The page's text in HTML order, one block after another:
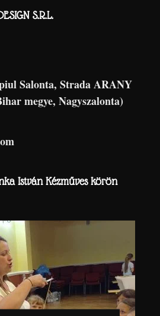
S.R.L.
Salonta, Strada ARANY
megye, Nagyszalonta)
István Kézműves körön